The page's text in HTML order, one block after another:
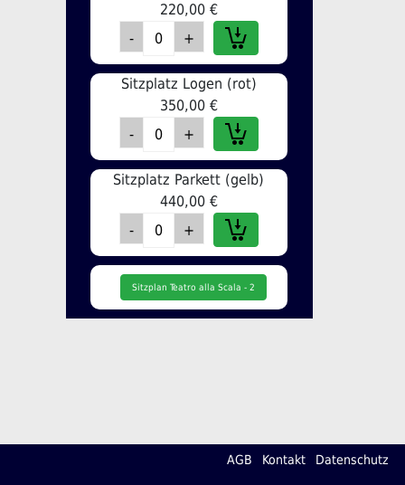
220,00 €
Sitzplatz Logen (rot)
350,00 €
Sitzplatz Parkett (gelb)
440,00 €
Sitzplan Teatro alla Scala - 2
AGB Kontakt Datenschutz